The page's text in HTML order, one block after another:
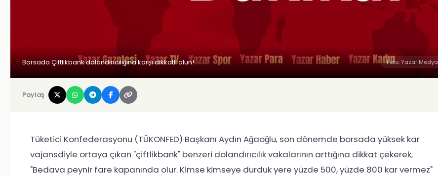
Borsada Çiftlikbank dolandırıcılığına karşı dikkatli olun! Foto: Yazar Medya
Paylaş
Tüketici Konfederasyonu (TÜKONFED) Başkanı Aydın Ağaoğlu, son dönemde borsada yüksek kar
vajansdiyle ortaya çıkan "çiftlikbank" benzeri dolandırıcılık vakalarının arttığına dikkat çekerek,
"Bedava peynir fare kapanında olur. Kimse kimseye durduk yere yüzde 500, yüzde 800 kar vermez"